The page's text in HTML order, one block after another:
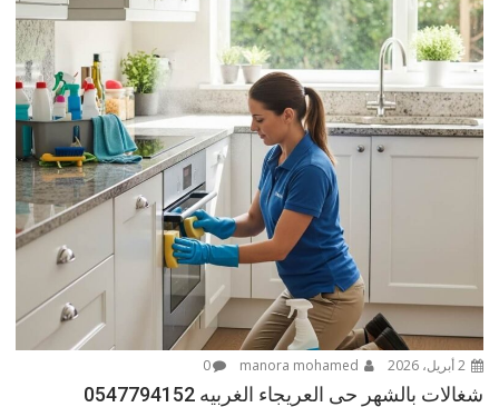
2 أبريل، 2026 0
شغالات بالشهر حى العريجاء الغربيه 0547794152